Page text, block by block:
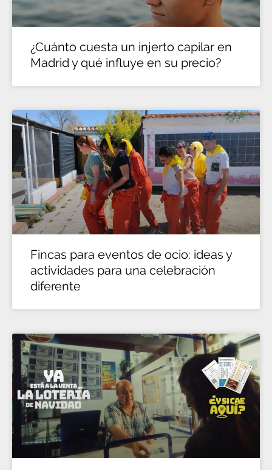
¿Cuánto cuesta un injerto capilar en
Madrid y qué influye en su precio?
Fincas para eventos de ocio: ideas y
actividades para una celebración
diferente